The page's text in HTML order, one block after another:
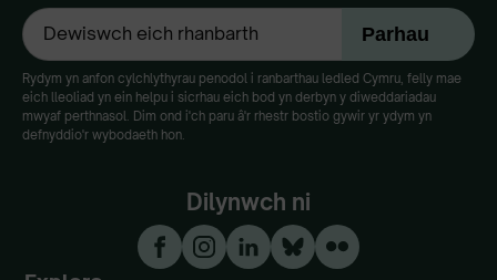
Rydym yn anfon cylchlythyrau penodol i ranbarthau ledled Cymru, felly mae
eich lleoliad yn ein helpu i sicrhau eich bod yn derbyn y diweddariadau
mwyaf perthnasol. Dim ond i'ch paru â'r rhestr bostio gywir yr ydym yn
defnyddio'r wybodaeth hon.
Dilynwch ni